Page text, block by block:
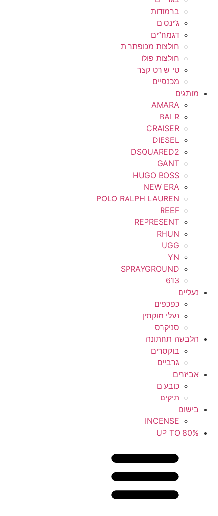
ברמודות
ג’ינסים
דגמח”ים
חולצות מכופתרות
חולצות פולו
טי שירט קצר
מכנסיים
מותגים
AMARA
BALR
CRAISER
DIESEL
DSQUARED2
GANT
HUGO BOSS
NEW ERA
POLO RALPH LAUREN
REEF
REPRESENT
RHUN
UGG
YN
SPRAYGROUND
613
נעליים
כפכפים
נעלי מוקסין
סניקרס
הלבשה תחתונה
בוקסרים
גרביים
אביזרים
כובעים
תיקים
בישום
INCENSE
UP TO 80%